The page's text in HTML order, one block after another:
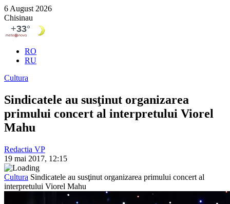
6 August 2026
Chisinau
RO
RU
Cultura
Sindicatele au susţinut organizarea
primului concert al interpretului Viorel
Mahu
Redactia VP
19 mai 2017, 12:15
Cultura Sindicatele au susţinut organizarea primului concert al
interpretului Viorel Mahu